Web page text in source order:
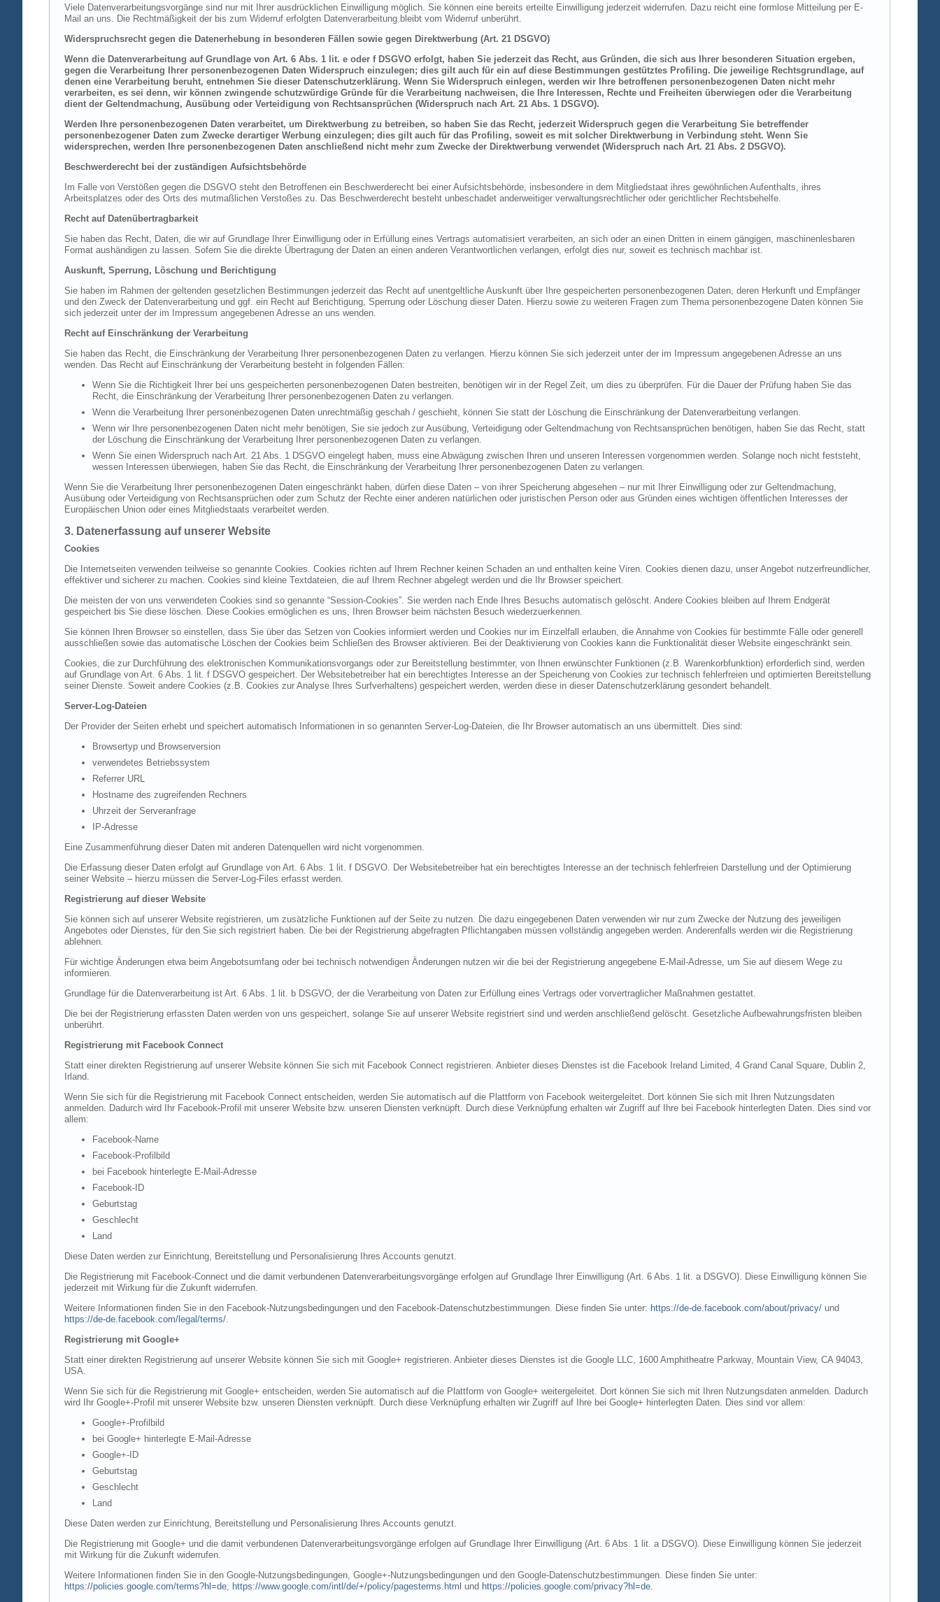
Viele Datenverarbeitungsvorgänge sind nur mit Ihrer ausdrücklichen Einwilligung möglich. Sie können eine bereits erteilte Einwilligung jederzeit widerrufen. Dazu reicht eine formlose Mitteilung per E-
Mail an uns. Die Rechtmäßigkeit der bis zum Widerruf erfolgten Datenverarbeitung bleibt vom Widerruf unberührt.
Widerspruchsrecht gegen die Datenerhebung in besonderen Fällen sowie gegen Direktwerbung (Art. 21 DSGVO)
Wenn die Datenverarbeitung auf Grundlage von Art. 6 Abs. 1 lit. e oder f DSGVO erfolgt, haben Sie jederzeit das Recht, aus Gründen, die sich aus Ihrer besonderen Situation ergeben,
gegen die Verarbeitung Ihrer personenbezogenen Daten Widerspruch einzulegen; dies gilt auch für ein auf diese Bestimmungen gestütztes Profiling. Die jeweilige Rechtsgrundlage, auf
denen eine Verarbeitung beruht, entnehmen Sie dieser Datenschutzerklärung. Wenn Sie Widerspruch einlegen, werden wir Ihre betroffenen personenbezogenen Daten nicht mehr
verarbeiten, es sei denn, wir können zwingende schutzwürdige Gründe für die Verarbeitung nachweisen, die Ihre Interessen, Rechte und Freiheiten überwiegen oder die Verarbeitung
dient der Geltendmachung, Ausübung oder Verteidigung von Rechtsansprüchen (Widerspruch nach Art. 21 Abs. 1 DSGVO).
Werden Ihre personenbezogenen Daten verarbeitet, um Direktwerbung zu betreiben, so haben Sie das Recht, jederzeit Widerspruch gegen die Verarbeitung Sie betreffender
personenbezogener Daten zum Zwecke derartiger Werbung einzulegen; dies gilt auch für das Profiling, soweit es mit solcher Direktwerbung in Verbindung steht. Wenn Sie
widersprechen, werden Ihre personenbezogenen Daten anschließend nicht mehr zum Zwecke der Direktwerbung verwendet (Widerspruch nach Art. 21 Abs. 2 DSGVO).
Beschwerderecht bei der zuständigen Aufsichtsbehörde
Im Falle von Verstößen gegen die DSGVO steht den Betroffenen ein Beschwerderecht bei einer Aufsichtsbehörde, insbesondere in dem Mitgliedstaat ihres gewöhnlichen Aufenthalts, ihres
Arbeitsplatzes oder des Orts des mutmaßlichen Verstoßes zu. Das Beschwerderecht besteht unbeschadet anderweitiger verwaltungsrechtlicher oder gerichtlicher Rechtsbehelfe.
Recht auf Datenübertragbarkeit
Sie haben das Recht, Daten, die wir auf Grundlage Ihrer Einwilligung oder in Erfüllung eines Vertrags automatisiert verarbeiten, an sich oder an einen Dritten in einem gängigen, maschinenlesbaren
Format aushändigen zu lassen. Sofern Sie die direkte Übertragung der Daten an einen anderen Verantwortlichen verlangen, erfolgt dies nur, soweit es technisch machbar ist.
Auskunft, Sperrung, Löschung und Berichtigung
Sie haben im Rahmen der geltenden gesetzlichen Bestimmungen jederzeit das Recht auf unentgeltliche Auskunft über Ihre gespeicherten personenbezogenen Daten, deren Herkunft und Empfänger
und den Zweck der Datenverarbeitung und ggf. ein Recht auf Berichtigung, Sperrung oder Löschung dieser Daten. Hierzu sowie zu weiteren Fragen zum Thema personenbezogene Daten können Sie
sich jederzeit unter der im Impressum angegebenen Adresse an uns wenden.
Recht auf Einschränkung der Verarbeitung
Sie haben das Recht, die Einschränkung der Verarbeitung Ihrer personenbezogenen Daten zu verlangen. Hierzu können Sie sich jederzeit unter der im Impressum angegebenen Adresse an uns
wenden. Das Recht auf Einschränkung der Verarbeitung besteht in folgenden Fällen:
Wenn Sie die Richtigkeit Ihrer bei uns gespeicherten personenbezogenen Daten bestreiten, benötigen wir in der Regel Zeit, um dies zu überprüfen. Für die Dauer der Prüfung haben Sie das
Recht, die Einschränkung der Verarbeitung Ihrer personenbezogenen Daten zu verlangen.
Wenn die Verarbeitung Ihrer personenbezogenen Daten unrechtmäßig geschah / geschieht, können Sie statt der Löschung die Einschränkung der Datenverarbeitung verlangen.
Wenn wir Ihre personenbezogenen Daten nicht mehr benötigen, Sie sie jedoch zur Ausübung, Verteidigung oder Geltendmachung von Rechtsansprüchen benötigen, haben Sie das Recht, statt
der Löschung die Einschränkung der Verarbeitung Ihrer personenbezogenen Daten zu verlangen.
Wenn Sie einen Widerspruch nach Art. 21 Abs. 1 DSGVO eingelegt haben, muss eine Abwägung zwischen Ihren und unseren Interessen vorgenommen werden. Solange noch nicht feststeht,
wessen Interessen überwiegen, haben Sie das Recht, die Einschränkung der Verarbeitung Ihrer personenbezogenen Daten zu verlangen.
Wenn Sie die Verarbeitung Ihrer personenbezogenen Daten eingeschränkt haben, dürfen diese Daten – von ihrer Speicherung abgesehen – nur mit Ihrer Einwilligung oder zur Geltendmachung,
Ausübung oder Verteidigung von Rechtsansprüchen oder zum Schutz der Rechte einer anderen natürlichen oder juristischen Person oder aus Gründen eines wichtigen öffentlichen Interesses der
Europäischen Union oder eines Mitgliedstaats verarbeitet werden.
3. Datenerfassung auf unserer Website
Cookies
Die Internetseiten verwenden teilweise so genannte Cookies. Cookies richten auf Ihrem Rechner keinen Schaden an und enthalten keine Viren. Cookies dienen dazu, unser Angebot nutzerfreundlicher,
effektiver und sicherer zu machen. Cookies sind kleine Textdateien, die auf Ihrem Rechner abgelegt werden und die Ihr Browser speichert.
Die meisten der von uns verwendeten Cookies sind so genannte “Session-Cookies”. Sie werden nach Ende Ihres Besuchs automatisch gelöscht. Andere Cookies bleiben auf Ihrem Endgerät
gespeichert bis Sie diese löschen. Diese Cookies ermöglichen es uns, Ihren Browser beim nächsten Besuch wiederzuerkennen.
Sie können Ihren Browser so einstellen, dass Sie über das Setzen von Cookies informiert werden und Cookies nur im Einzelfall erlauben, die Annahme von Cookies für bestimmte Fälle oder generell
ausschließen sowie das automatische Löschen der Cookies beim Schließen des Browser aktivieren. Bei der Deaktivierung von Cookies kann die Funktionalität dieser Website eingeschränkt sein.
Cookies, die zur Durchführung des elektronischen Kommunikationsvorgangs oder zur Bereitstellung bestimmter, von Ihnen erwünschter Funktionen (z.B. Warenkorbfunktion) erforderlich sind, werden
auf Grundlage von Art. 6 Abs. 1 lit. f DSGVO gespeichert. Der Websitebetreiber hat ein berechtigtes Interesse an der Speicherung von Cookies zur technisch fehlerfreien und optimierten Bereitstellung
seiner Dienste. Soweit andere Cookies (z.B. Cookies zur Analyse Ihres Surfverhaltens) gespeichert werden, werden diese in dieser Datenschutzerklärung gesondert behandelt.
Server-Log-Dateien
Der Provider der Seiten erhebt und speichert automatisch Informationen in so genannten Server-Log-Dateien, die Ihr Browser automatisch an uns übermittelt. Dies sind:
Browsertyp und Browserversion
verwendetes Betriebssystem
Referrer URL
Hostname des zugreifenden Rechners
Uhrzeit der Serveranfrage
IP-Adresse
Eine Zusammenführung dieser Daten mit anderen Datenquellen wird nicht vorgenommen.
Die Erfassung dieser Daten erfolgt auf Grundlage von Art. 6 Abs. 1 lit. f DSGVO. Der Websitebetreiber hat ein berechtigtes Interesse an der technisch fehlerfreien Darstellung und der Optimierung
seiner Website – hierzu müssen die Server-Log-Files erfasst werden.
Registrierung auf dieser Website
Sie können sich auf unserer Website registrieren, um zusätzliche Funktionen auf der Seite zu nutzen. Die dazu eingegebenen Daten verwenden wir nur zum Zwecke der Nutzung des jeweiligen
Angebotes oder Dienstes, für den Sie sich registriert haben. Die bei der Registrierung abgefragten Pflichtangaben müssen vollständig angegeben werden. Anderenfalls werden wir die Registrierung
ablehnen.
Für wichtige Änderungen etwa beim Angebotsumfang oder bei technisch notwendigen Änderungen nutzen wir die bei der Registrierung angegebene E-Mail-Adresse, um Sie auf diesem Wege zu
informieren.
Grundlage für die Datenverarbeitung ist Art. 6 Abs. 1 lit. b DSGVO, der die Verarbeitung von Daten zur Erfüllung eines Vertrags oder vorvertraglicher Maßnahmen gestattet.
Die bei der Registrierung erfassten Daten werden von uns gespeichert, solange Sie auf unserer Website registriert sind und werden anschließend gelöscht. Gesetzliche Aufbewahrungsfristen bleiben
unberührt.
Registrierung mit Facebook Connect
Statt einer direkten Registrierung auf unserer Website können Sie sich mit Facebook Connect registrieren. Anbieter dieses Dienstes ist die Facebook Ireland Limited, 4 Grand Canal Square, Dublin 2,
Irland.
Wenn Sie sich für die Registrierung mit Facebook Connect entscheiden, werden Sie automatisch auf die Plattform von Facebook weitergeleitet. Dort können Sie sich mit Ihren Nutzungsdaten
anmelden. Dadurch wird Ihr Facebook-Profil mit unserer Website bzw. unseren Diensten verknüpft. Durch diese Verknüpfung erhalten wir Zugriff auf Ihre bei Facebook hinterlegten Daten. Dies sind vor
allem:
Facebook-Name
Facebook-Profilbild
bei Facebook hinterlegte E-Mail-Adresse
Facebook-ID
Geburtstag
Geschlecht
Land
Diese Daten werden zur Einrichtung, Bereitstellung und Personalisierung Ihres Accounts genutzt.
Die Registrierung mit Facebook-Connect und die damit verbundenen Datenverarbeitungsvorgänge erfolgen auf Grundlage Ihrer Einwilligung (Art. 6 Abs. 1 lit. a DSGVO). Diese Einwilligung können Sie
jederzeit mit Wirkung für die Zukunft widerrufen.
Weitere Informationen finden Sie in den Facebook-Nutzungsbedingungen und den Facebook-Datenschutzbestimmungen. Diese finden Sie unter: https://de-de.facebook.com/about/privacy/ und
https://de-de.facebook.com/legal/terms/.
Registrierung mit Google+
Statt einer direkten Registrierung auf unserer Website können Sie sich mit Google+ registrieren. Anbieter dieses Dienstes ist die Google LLC, 1600 Amphitheatre Parkway, Mountain View, CA 94043,
USA.
Wenn Sie sich für die Registrierung mit Google+ entscheiden, werden Sie automatisch auf die Plattform von Google+ weitergeleitet. Dort können Sie sich mit Ihren Nutzungsdaten anmelden. Dadurch
wird Ihr Google+-Profil mit unserer Website bzw. unseren Diensten verknüpft. Durch diese Verknüpfung erhalten wir Zugriff auf Ihre bei Google+ hinterlegten Daten. Dies sind vor allem:
Google+-Profilbild
bei Google+ hinterlegte E-Mail-Adresse
Google+-ID
Geburtstag
Geschlecht
Land
Diese Daten werden zur Einrichtung, Bereitstellung und Personalisierung Ihres Accounts genutzt.
Die Registrierung mit Google+ und die damit verbundenen Datenverarbeitungsvorgänge erfolgen auf Grundlage Ihrer Einwilligung (Art. 6 Abs. 1 lit. a DSGVO). Diese Einwilligung können Sie jederzeit
mit Wirkung für die Zukunft widerrufen.
Weitere Informationen finden Sie in den Google-Nutzungsbedingungen, Google+-Nutzungsbedingungen und den Google-Datenschutzbestimmungen. Diese finden Sie unter:
https://policies.google.com/terms?hl=de, https://www.google.com/intl/de/+/policy/pagesterms.html und https://policies.google.com/privacy?hl=de.